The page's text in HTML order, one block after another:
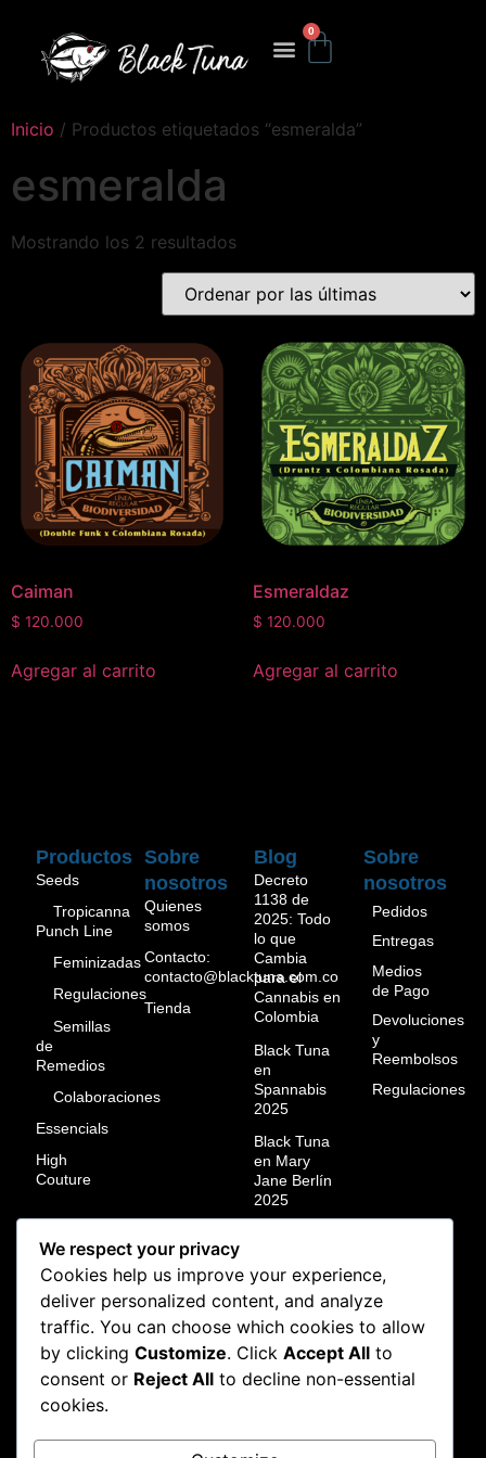
0
Inicio / Productos etiquetados “esmeralda”
esmeralda
Mostrando los 2 resultados
Caiman
$ 120.000
Agregar al carrito
Esmeraldaz
$ 120.000
Agregar al carrito
Productos
Seeds
Tropicanna
Punch Line
Feminizadas
Regulaciones
Semillas
de
Remedios
Colaboraciones
Essencials
High
Couture
Sobre
nosotros
Quienes
somos
Contacto:
contacto@blacktuna.com.co
Tienda
Blog
Decreto
1138 de
2025: Todo
lo que
Cambia
para el
Cannabis en
Colombia
Black Tuna
en
Spannabis
2025
Black Tuna
en Mary
Jane Berlín
2025
mundial en
ResinMania
México
2024
Black Tuna
en la Calyx
Cup 2025:
Sobre
nosotros
Pedidos
Entregas
Medios
de Pago
Devoluciones
y
Reembolsos
Regulaciones
We respect your privacy
Cookies help us improve your experience,
deliver personalized content, and analyze
traffic. You can choose which cookies to allow
by clicking Customize. Click Accept All to
consent or Reject All to decline non-essential
cookies.